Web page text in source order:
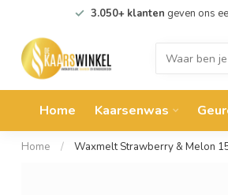
3.050+ klanten geven ons
Home Kaarsenwas
Home / Waxmelt Strawberry & Melon